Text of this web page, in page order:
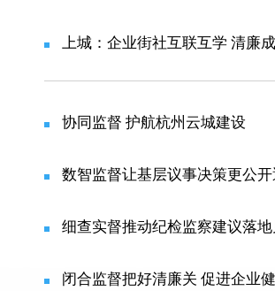
上城：企业街社互联互学 清廉
协同监督 护航杭州云城建设
数智监督让基层议事决策更公开
细查实督推动纪检监察建议落地
闭合监督把好清廉关 促进企业